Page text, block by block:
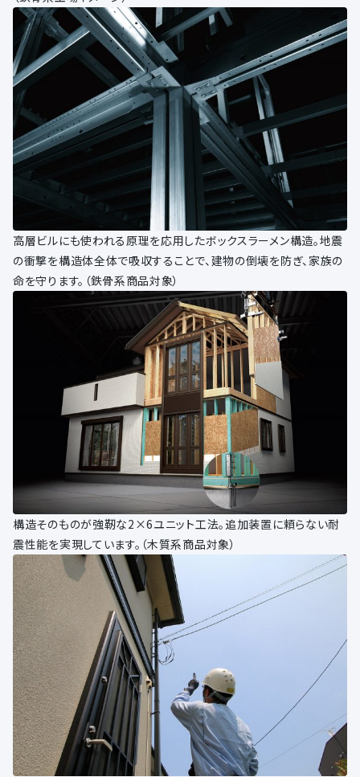
高層ビルにも使われる原理を応用したボックスラーメン構造。地震
の衝撃を構造体全体で吸収することで、建物の倒壊を防ぎ、家族の
命を守ります。（鉄骨系商品対象）
構造そのものが強靭な2×6ユニット工法。追加装置に頼らない耐
震性能を実現しています。（木質系商品対象）